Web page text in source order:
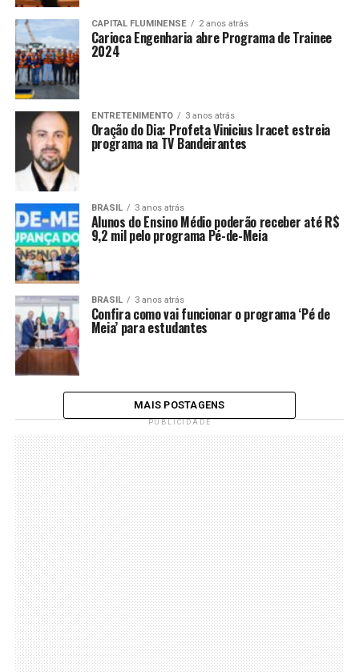
CAPITAL FLUMINENSE 2 anos atrás
Carioca Engenharia abre Programa de Trainee
2024
ENTRETENIMENTO 3 anos atrás
Oração do Dia: Profeta Vinicius Iracet estreia
programa na TV Bandeirantes
BRASIL 3 anos atrás
Alunos do Ensino Médio poderão receber até R$
9,2 mil pelo programa Pé-de-Meia
BRASIL 3 anos atrás
Confira como vai funcionar o programa ‘Pé de
Meia’ para estudantes
MAIS POSTAGENS
PUBLICIDADE